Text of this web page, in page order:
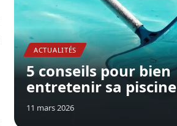
ACTUALITÉS
5 conseils pour bien
entretenir sa piscine
11 mars 2026